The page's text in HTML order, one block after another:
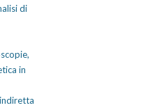
di
in